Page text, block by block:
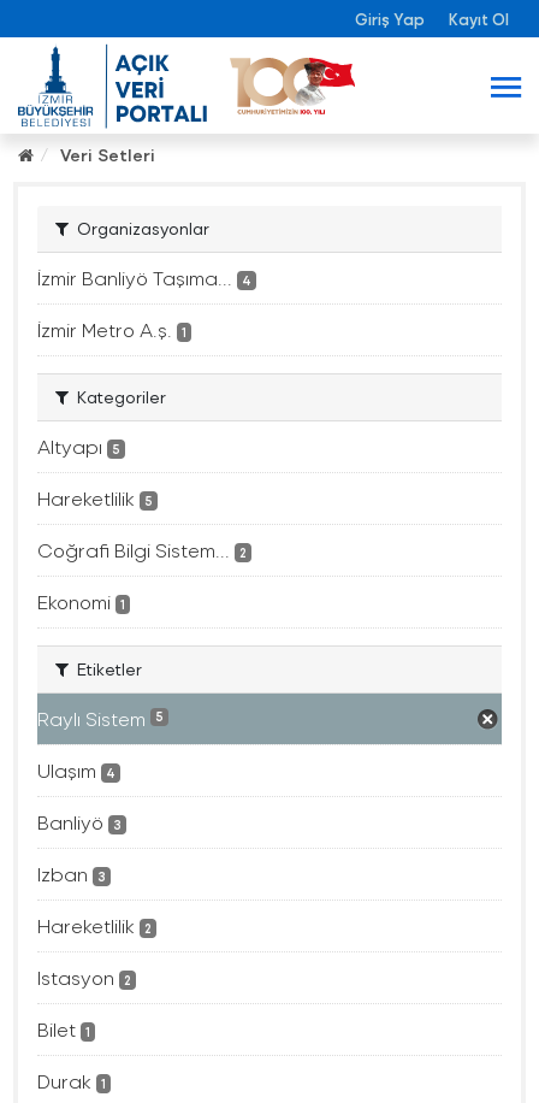
Giriş Yap Kayıt Ol
Veri Setleri
Organizasyonlar
İzmir Banliyö Taşıma... 4
İzmir Metro A.ş. 1
Kategoriler
Altyapı 5
Hareketlilik 5
Coğrafi Bilgi Sistem... 2
Ekonomi 1
Etiketler
Raylı Sistem 5
Ulaşım 4
Banliyö 3
Izban 3
Hareketlilik 2
Istasyon 2
Bilet 1
Durak 1